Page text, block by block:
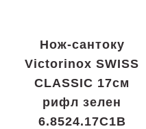
Нож-сантоку
Victorinox SWISS
CLASSIC 17см
рифл зелен
6.8524.17C1B